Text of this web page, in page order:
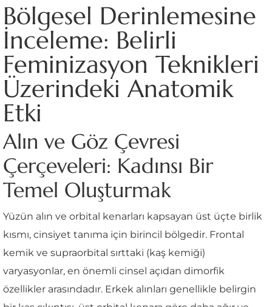
Bölgesel Derinlemesine
İnceleme: Belirli
Feminizasyon Teknikleri
Üzerindeki Anatomik
Etki
Alın ve Göz Çevresi
Çerçeveleri: Kadınsı Bir
Temel Oluşturmak
Yüzün alın ve orbital kenarları kapsayan üst üçte birlik
kısmı, cinsiyet tanıma için birincil bölgedir. Frontal
kemik ve supraorbital sırttaki (kaş kemiği)
varyasyonlar, en önemli cinsel açıdan dimorfik
özellikler arasındadır. Erkek alınları genellikle belirgin